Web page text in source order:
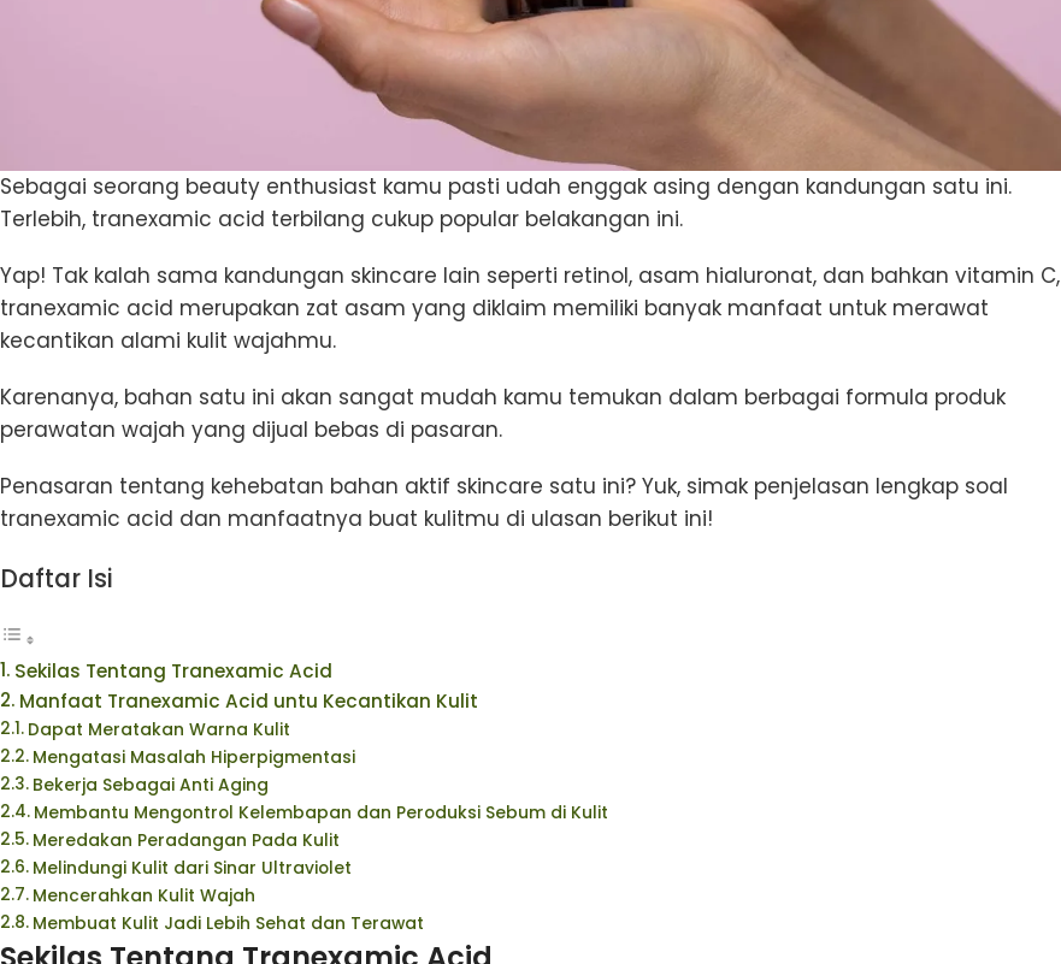
Sebagai seorang beauty enthusiast kamu pasti udah enggak asing dengan kandungan satu ini.
Terlebih, tranexamic acid terbilang cukup popular belakangan ini.
Yap! Tak kalah sama kandungan skincare lain seperti retinol, asam hialuronat, dan bahkan vitamin C,
tranexamic acid merupakan zat asam yang diklaim memiliki banyak manfaat untuk merawat
kecantikan alami kulit wajahmu.
Karenanya, bahan satu ini akan sangat mudah kamu temukan dalam berbagai formula produk
perawatan wajah yang dijual bebas di pasaran.
Penasaran tentang kehebatan bahan aktif skincare satu ini? Yuk, simak penjelasan lengkap soal
tranexamic acid dan manfaatnya buat kulitmu di ulasan berikut ini!
Daftar Isi
Sekilas Tentang Tranexamic Acid
Manfaat Tranexamic Acid untu Kecantikan Kulit
Dapat Meratakan Warna Kulit
Mengatasi Masalah Hiperpigmentasi
Bekerja Sebagai Anti Aging
Membantu Mengontrol Kelembapan dan Peroduksi Sebum di Kulit
Meredakan Peradangan Pada Kulit
Melindungi Kulit dari Sinar Ultraviolet
Mencerahkan Kulit Wajah
Membuat Kulit Jadi Lebih Sehat dan Terawat